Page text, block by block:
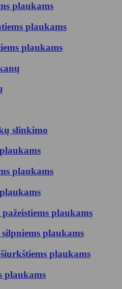
plaukams
plaukams
plaukams
slinkimo
plaukams
pažeistiems plaukams
silpniems plaukams
plaukams
plaukams